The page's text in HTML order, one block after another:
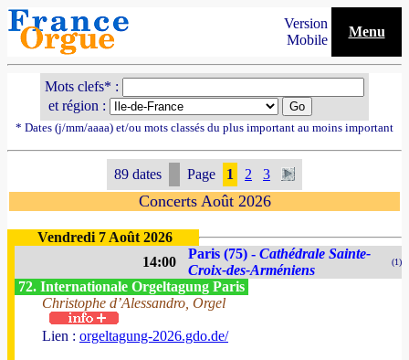
Version
Mobile
Menu
Mots clefs* :
et région :
* Dates (j/mm/aaaa) et/ou mots classés du plus important au moins important
89 dates Page 1 2 3
Concerts Août 2026
Vendredi 7 Août 2026
14:00
Paris (75) - Cathédrale Sainte-
Croix-des-Arméniens
(1)
72. Internationale Orgeltagung Paris
Christophe d’Alessandro, Orgel
Lien : orgeltagung-2026.gdo.de/